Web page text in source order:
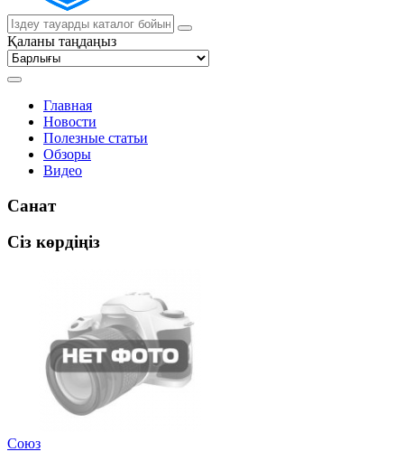
Қаланы таңдаңыз
Главная
Новости
Полезные статьи
Обзоры
Видео
Санат
Сіз көрдіңіз
Союз